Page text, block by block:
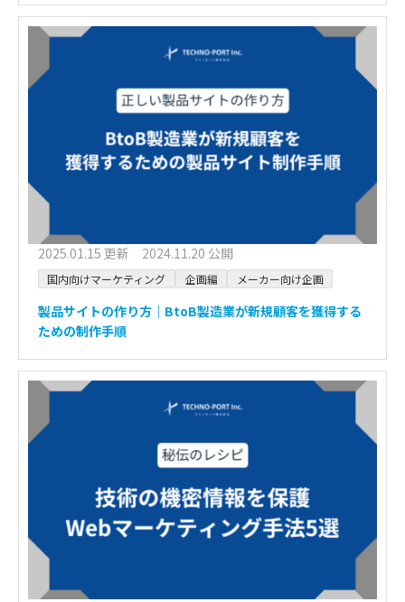
2025.01.15 更新 2024.11.20 公開
国内向けマーケティング 企画編 メーカー向け企画
製品サイトの作り方｜BtoB製造業が新規顧客を獲得する
ための制作手順